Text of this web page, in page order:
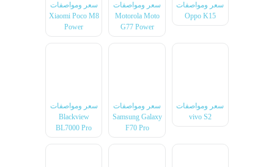
سعر ومواصفات
Oppo K15
سعر ومواصفات
Motorola Moto
G77 Power
سعر ومواصفات
Xiaomi Poco M8
Power
سعر ومواصفات
vivo S2
سعر ومواصفات
Samsung Galaxy
F70 Pro
سعر ومواصفات
Blackview
BL7000 Pro